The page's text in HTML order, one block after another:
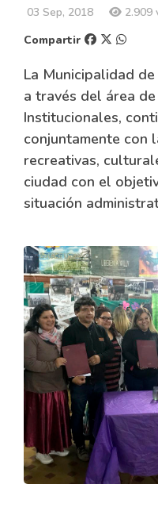
03 Sep, 2018
2.909
Compartir
La Municipalidad
a través del área
Institucionales,
conjuntamente con
recreativas,
ciudad con el
situación